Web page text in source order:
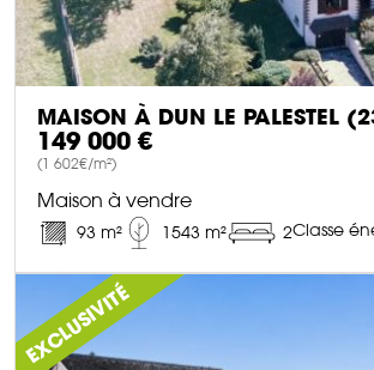
MAISON À DUN LE PALESTEL
149 000 €
(1 602€/m²)
Maison à vendre
93 m² 1543 m² 2Classe
DÉCOUVRIR CE BIEN
EXCLUSIVITÉ